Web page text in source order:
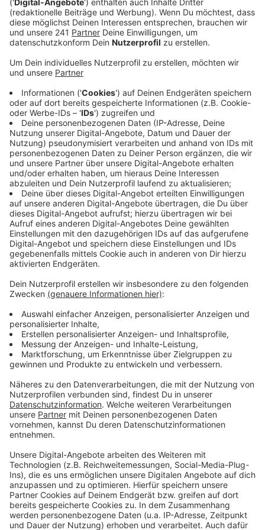
sich schwer präzise vorhersagen.
Veröffentlicht:Freitag, 23.07.2021 16:49
Anzeige
"Wir sind auf alles vorbereitet", heißt es. 8.000
Sandsäcke sind gefüllt, alle Pumpen einsatzbereit,
weiteres Personal in für den Notfall in
Rufbereitschaft. Auch der Wupperverband ist
vorbereitet. Stadt und Feuerwehr raten, die
Wettermeldungen aufmerksam zu verfolgen. Wichtige
Dokumente und Wertgegenstände sollten vor Beginn
eines möglichen Unwetters in höher liegenden
Gebäudeteilen gebracht werden.
Die Feuerwehr bittet darum, nicht die 112 anzuwählen,
um Fragen zur Wetterprognose für Leverkusen und zu
Wetterprognose kann online
Bürgerinnen und Bürger, die Fragen oder Sorgen haben,
können sich auch am Wochenende zwischen 8.00 bis
18.00 Uhr an die Bürger-Hotline unter 0214 – 406 –
3333 wenden. Selbstverständlich können auch die
Sozialarbeiterteams der Stadt Leverkusen
angesprochen werden, die im Stadtgebiet verstärkt
unterwegs sind.
Anzeige
Anzeige